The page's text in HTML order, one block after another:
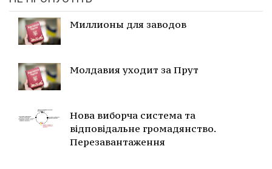
Миллионы для заводов
Молдавия уходит за Прут
Нова виборча система та
відповідальне громадянство.
Перезавантаження